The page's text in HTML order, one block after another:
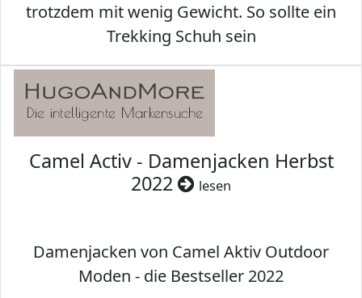
trotzdem mit wenig Gewicht. So sollte ein
Trekking Schuh sein
Camel Activ - Damenjacken Herbst
2022
lesen
Damenjacken von Camel Aktiv Outdoor
Moden - die Bestseller 2022